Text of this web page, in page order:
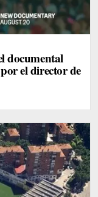
documental
el director de